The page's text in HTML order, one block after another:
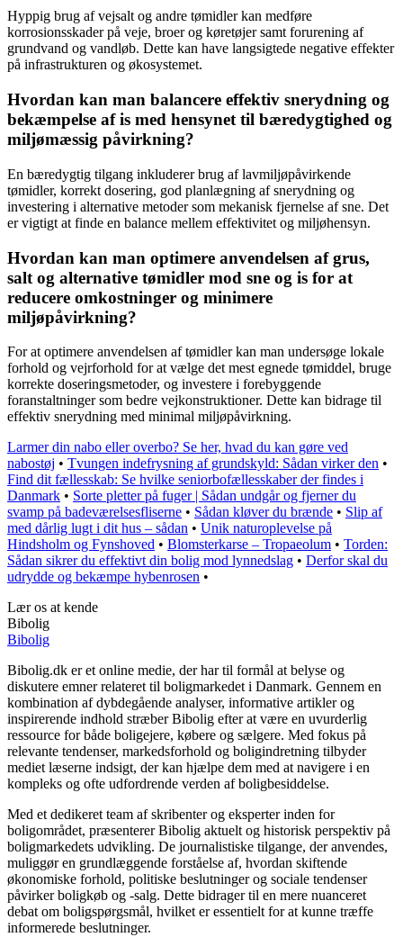
Hyppig brug af vejsalt og andre tømidler kan medføre
korrosionsskader på veje, broer og køretøjer samt forurening af
grundvand og vandløb. Dette kan have langsigtede negative effekter
på infrastrukturen og økosystemet.
Hvordan kan man balancere effektiv snerydning og
bekæmpelse af is med hensynet til bæredygtighed og
miljømæssig påvirkning?
En bæredygtig tilgang inkluderer brug af lavmiljøpåvirkende
tømidler, korrekt dosering, god planlægning af snerydning og
investering i alternative metoder som mekanisk fjernelse af sne. Det
er vigtigt at finde en balance mellem effektivitet og miljøhensyn.
Hvordan kan man optimere anvendelsen af grus,
salt og alternative tømidler mod sne og is for at
reducere omkostninger og minimere
miljøpåvirkning?
For at optimere anvendelsen af tømidler kan man undersøge lokale
forhold og vejrforhold for at vælge det mest egnede tømiddel, bruge
korrekte doseringsmetoder, og investere i forebyggende
foranstaltninger som bedre vejkonstruktioner. Dette kan bidrage til
effektiv snerydning med minimal miljøpåvirkning.
Larmer din nabo eller overbo? Se her, hvad du kan gøre ved
nabostøj • Tvungen indefrysning af grundskyld: Sådan virker den •
Find dit fællesskab: Se hvilke seniorbofællesskaber der findes i
Danmark • Sorte pletter på fuger | Sådan undgår og fjerner du
svamp på badeværelsesfliserne • Sådan kløver du brænde • Slip af
med dårlig lugt i dit hus – sådan • Unik naturoplevelse på
Hindsholm og Fynshoved • Blomsterkarse – Tropaeolum • Torden:
Sådan sikrer du effektivt din bolig mod lynnedslag • Derfor skal du
udrydde og bekæmpe hybenrosen •
Lær os at kende
Bibolig
Bibolig
Bibolig.dk er et online medie, der har til formål at belyse og
diskutere emner relateret til boligmarkedet i Danmark. Gennem en
kombination af dybdegående analyser, informative artikler og
inspirerende indhold stræber Bibolig efter at være en uvurderlig
ressource for både boligejere, købere og sælgere. Med fokus på
relevante tendenser, markedsforhold og boligindretning tilbyder
mediet læserne indsigt, der kan hjælpe dem med at navigere i en
kompleks og ofte udfordrende verden af boligbesiddelse.
Med et dedikeret team af skribenter og eksperter inden for
boligområdet, præsenterer Bibolig aktuelt og historisk perspektiv på
boligmarkedets udvikling. De journalistiske tilgange, der anvendes,
muliggør en grundlæggende forståelse af, hvordan skiftende
økonomiske forhold, politiske beslutninger og sociale tendenser
påvirker boligkøb og -salg. Dette bidrager til en mere nuanceret
debat om boligspørgsmål, hvilket er essentielt for at kunne træffe
informerede beslutninger.